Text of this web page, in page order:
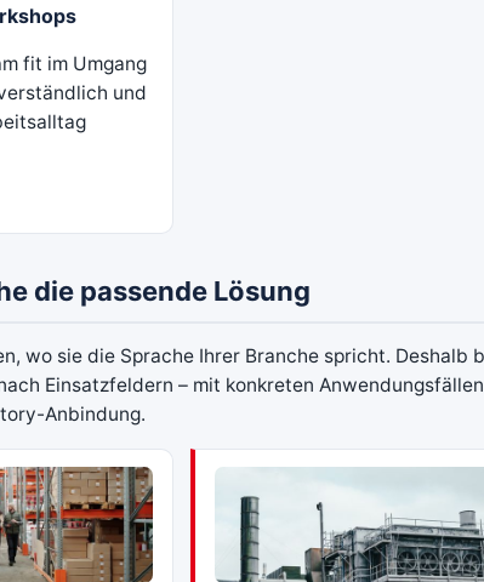
fit im Umgang
und
die passende Lösung
wo sie die Sprache Ihrer Branche spricht. Deshalb
Einsatzfeldern – mit konkreten
Anbindung.